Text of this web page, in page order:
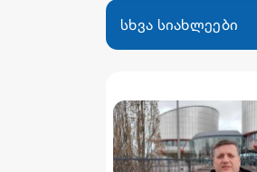
სხვა სიახლეები